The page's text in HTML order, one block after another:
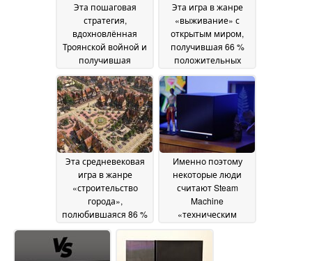
Эта пошаговая
стратегия,
вдохновлённая
Троянской войной и
получившая
высокую оценку 71 %
игроков, продаётся в
Steam со скидкой 80
%01 July 2026
Эта игра в жанре
«выживание» с
открытым миром,
получившая 66 %
положительных
отзывов, продается в
Steam со скидкой 65
%
Эта средневековая
игра в жанре
«строительство
города»,
полюбившаяся 86 %
игроков, сейчас
продается в Steam со
скидкой 50 %
Именно поэтому
некоторые люди
считают Steam
Machine
«техническим
чудом», несмотря на
критику